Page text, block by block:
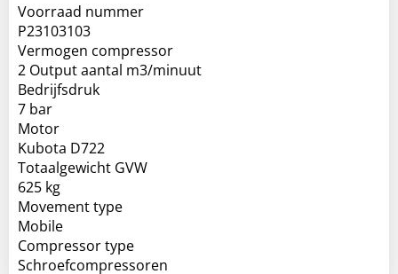
Voorraad nummer
P23103103
Vermogen compressor
2 Output aantal m3/minuut
Bedrijfsdruk
7 bar
Motor
Kubota D722
Totaalgewicht GVW
625 kg
Movement type
Mobile
Compressor type
Schroefcompressoren